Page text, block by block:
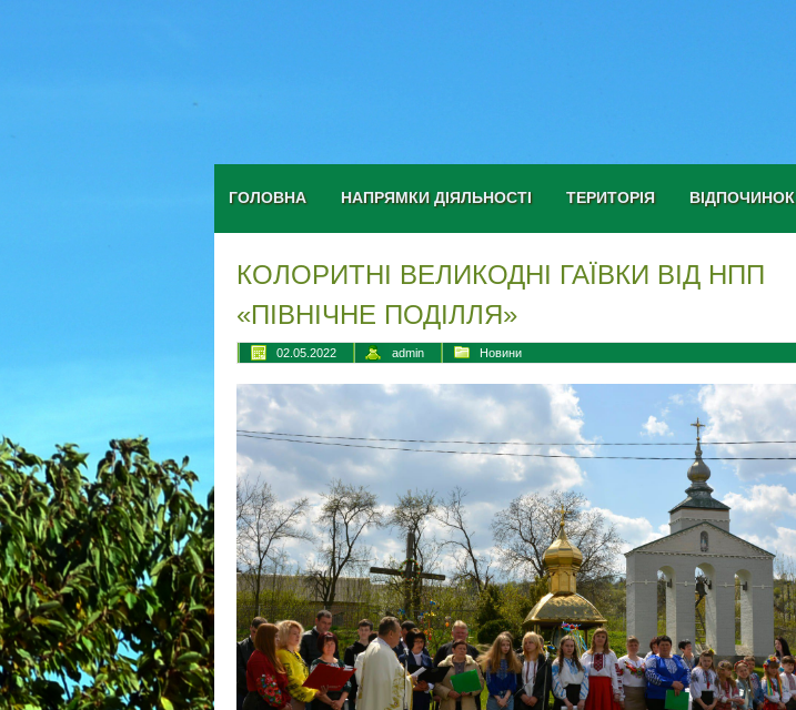
ГОЛОВНА НАПРЯМКИ ДІЯЛЬНОСТІ ТЕРИТОРІЯ ВІДПОЧИНОК
КОЛОРИТНІ ВЕЛИКОДНІ ГАЇВКИ ВІД НПП
«ПІВНІЧНЕ ПОДІЛЛЯ»
02.05.2022 admin Новини